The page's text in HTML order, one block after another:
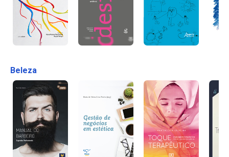
Beleza